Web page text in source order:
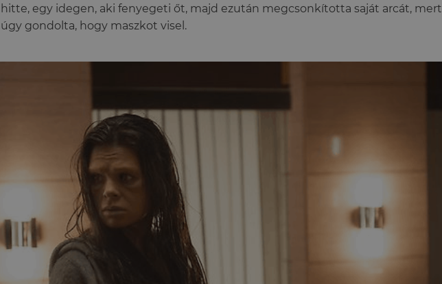
hitte, egy idegen, aki fenyegeti őt, majd ezután megcsonkította saját arcát, mert
úgy gondolta, hogy maszkot visel.